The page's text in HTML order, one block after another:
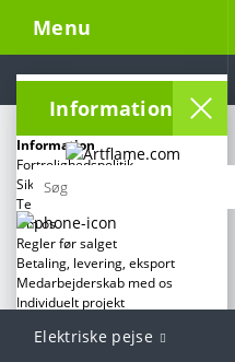
Menu
Information
Information
Fortrolighedspolitik
Sikkerhed for Bioethanolpejse
Terms and conditions
Om os
Regler før salget
Betaling, levering, eksport
Medarbejderskab med os
Individuelt projekt
Kategorier:
Elektriske pejse